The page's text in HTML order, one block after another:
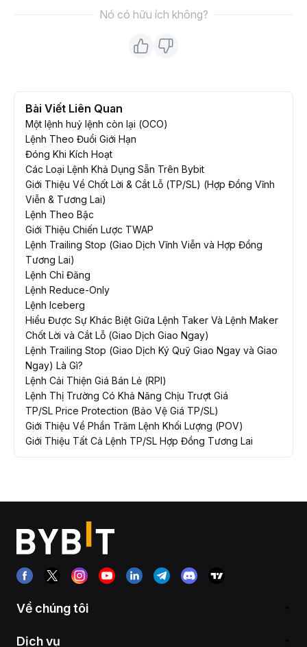
Nó có hữu ích không?
Bài Viết Liên Quan
Một lệnh huỷ lệnh còn lại (OCO)
Lệnh Theo Đuổi Giới Hạn
Đóng Khi Kích Hoạt
Các Loại Lệnh Khả Dụng Sẵn Trên Bybit
Giới Thiệu Về Chốt Lời & Cắt Lỗ (TP/SL) (Hợp Đồng Vĩnh
Viễn & Tương Lai)
Lệnh Theo Bậc
Giới Thiệu Chiến Lược TWAP
Lệnh Trailing Stop (Giao Dịch Vĩnh Viễn và Hợp Đồng
Tương Lai)
Lệnh Chỉ Đăng
Lệnh Reduce-Only
Lệnh Iceberg
Hiểu Được Sự Khác Biệt Giữa Lệnh Taker Và Lệnh Maker
Chốt Lời và Cắt Lỗ (Giao Dịch Giao Ngay)
Lệnh Trailing Stop (Giao Dịch Ký Quỹ Giao Ngay và Giao
Ngay) Là Gì?
Lệnh Cải Thiện Giá Bán Lẻ (RPI)
Lệnh Thị Trường Có Khả Năng Chịu Trượt Giá
TP/SL Price Protection (Bảo Vệ Giá TP/SL)
Giới Thiệu Về Phần Trăm Lệnh Khối Lượng (POV)
Giới Thiệu Tất Cả Lệnh TP/SL Hợp Đồng Tương Lai
Về chúng tôi
Dịch vụ